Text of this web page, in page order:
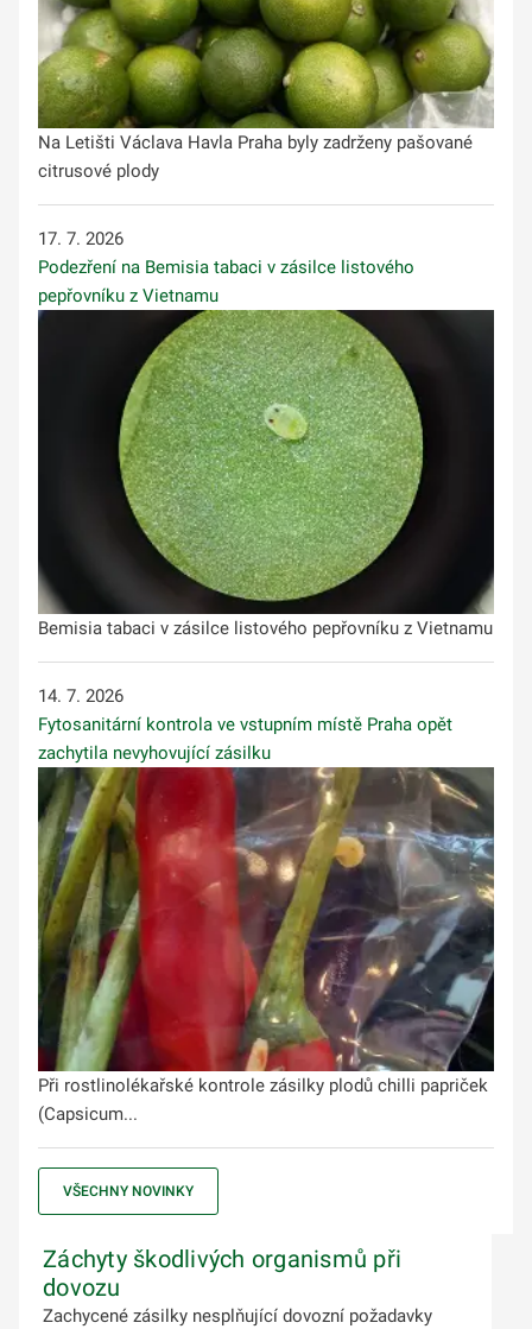
Na Letišti Václava Havla Praha byly zadrženy pašované
citrusové plody
17. 7. 2026
Podezření na Bemisia tabaci v zásilce listového
pepřovníku z Vietnamu
Bemisia tabaci v zásilce listového pepřovníku z Vietnamu
14. 7. 2026
Fytosanitární kontrola ve vstupním místě Praha opět
zachytila nevyhovující zásilku
Při rostlinolékařské kontrole zásilky plodů chilli papriček
(Capsicum...
VŠECHNY NOVINKY
Záchyty škodlivých organismů při
dovozu
Zachycené zásilky nesplňující dovozní požadavky